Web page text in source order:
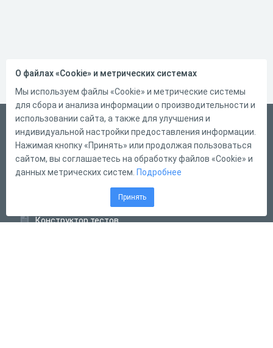
Русский
Справка
Форма обратной связи
Конструктор тестов
О файлах «Cookie» и метрических системах
Мы используем файлы «Cookie» и метрические системы
для сбора и анализа информации о производительности и
использовании сайта, а также для улучшения и
индивидуальной настройки предоставления информации.
Нажимая кнопку «Принять» или продолжая пользоваться
сайтом, вы соглашаетесь на обработку файлов «Cookie» и
данных метрических систем. Подробнее
Принять